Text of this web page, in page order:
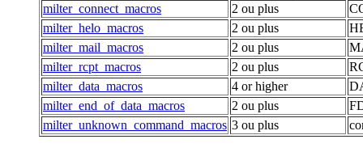
milter_connect_macros
2 ou plus
milter_helo_macros
2 ou plus
milter_mail_macros
2 ou plus
milter_rcpt_macros
2 ou plus
milter_data_macros
4 or higher
milter_end_of_data_macros
2 ou plus
milter_unknown_command_macros 3 ou plus